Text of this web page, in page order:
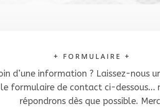
+ FORMULAIRE +
d’une information ? Laissez-nous
formulaire de contact ci-dessous…
répondrons dès que possible.